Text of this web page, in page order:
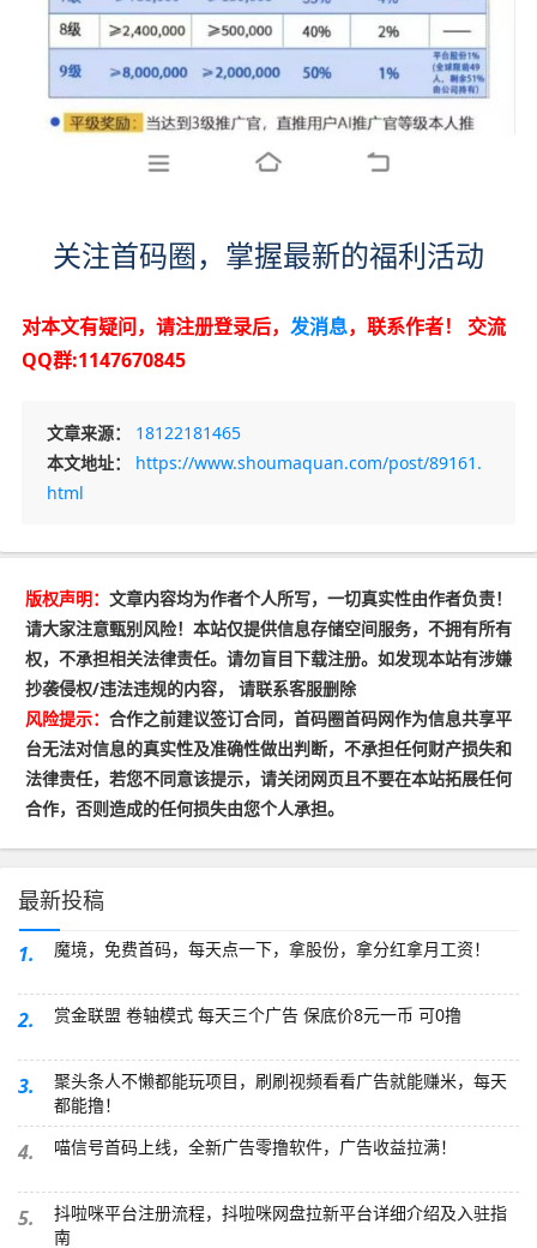
关注首码圈，掌握最新的福利活动
对本文有疑问，请注册登录后， 发消息，联系作者！ 交流
QQ群:1147670845
文章来源：
18122181465
本文地址：
https://www.shoumaquan.com/post/89161.
html
版权声明： 文章内容均为作者个人所写，一切真实性由作者负责！
请大家注意甄别风险！本站仅提供信息存储空间服务，不拥有所有
权，不承担相关法律责任。请勿盲目下载注册。如发现本站有涉嫌
抄袭侵权/违法违规的内容， 请联系客服删除
风险提示： 合作之前建议签订合同，首码圈首码网作为信息共享平
台无法对信息的真实性及准确性做出判断，不承担任何财产损失和
法律责任，若您不同意该提示，请关闭网页且不要在本站拓展任何
合作，否则造成的任何损失由您个人承担。
最新投稿
1. 魔境，免费首码，每天点一下，拿股份，拿分红拿月工资！
2. 赏金联盟 卷轴模式 每天三个广告 保底价8元一币 可0撸
3.
聚头条人不懒都能玩项目，刷刷视频看看广告就能赚米，每天
都能撸！
4. 喵信号首码上线，全新广告零撸软件，广告收益拉满！
5.
抖啦咪平台注册流程，抖啦咪网盘拉新平台详细介绍及入驻指
南